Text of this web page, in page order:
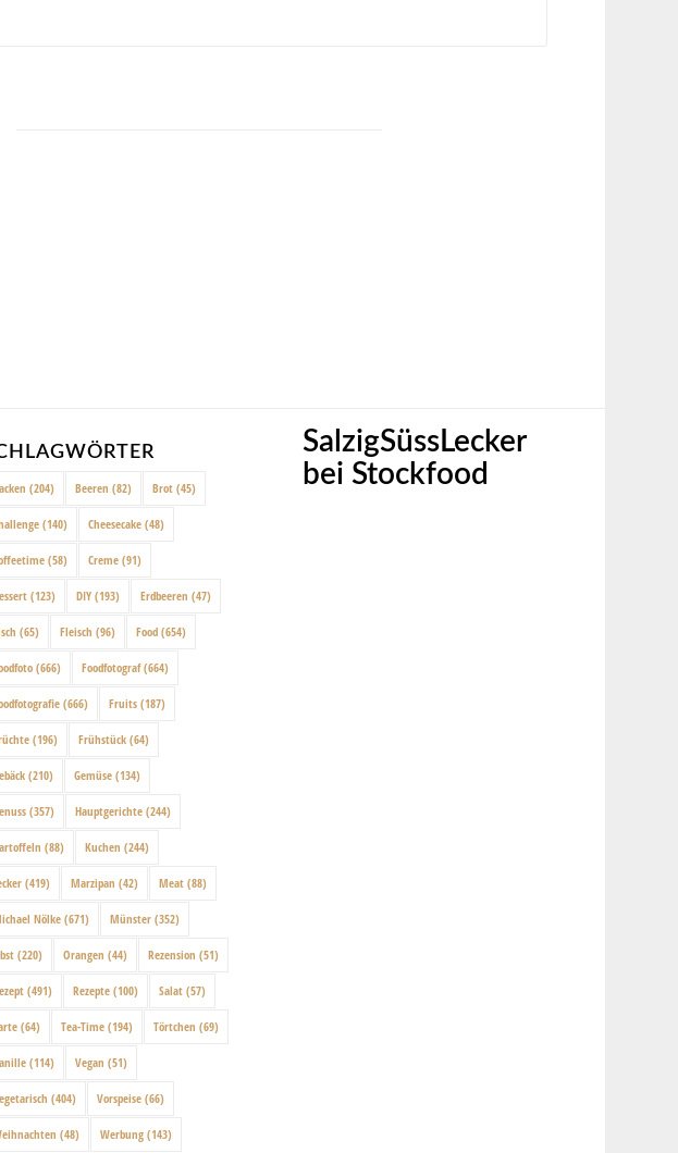
(204) Beeren (82) Brot (45)
(140) Cheesecake (48)
(58) Creme (91)
(123) DIY (193) Erdbeeren (47)
(65) Fleisch (96) Food (654)
(666) Foodfotograf(664)
(666) Fruits (187)
(196) Frühstück (64)
(210) Gemüse (134)
(357) Hauptgerichte (244)
(88) Kuchen (244)
(419) Marzipan (42) Meat (88)
Nölke(671) Münster (352)
(220) Orangen (44) Rezension (51)
(491) Rezepte (100) Salat (57)
(64) Tea-Time (194) Törtchen (69)
(114) Vegan (51)
(404) Vorspeise (66)
(48) Werbung (143)
SalzigSüssLecker
bei Stockfood